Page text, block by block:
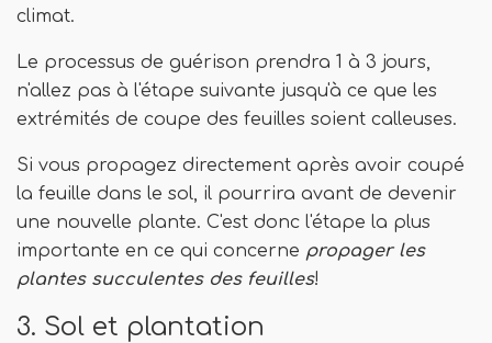
climat.
Le processus de guérison prendra 1 à 3 jours,
n'allez pas à l'étape suivante jusqu'à ce que les
extrémités de coupe des feuilles soient calleuses.
Si vous propagez directement après avoir coupé
la feuille dans le sol, il pourrira avant de devenir
une nouvelle plante. C'est donc l'étape la plus
importante en ce qui concerne propager les
plantes succulentes des feuilles!
3. Sol et plantation